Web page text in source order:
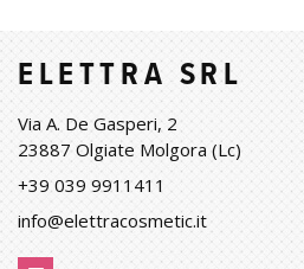
ELETTRA SRL
Via A. De Gasperi, 2
23887 Olgiate Molgora (Lc)
+39 039 9911411
info@elettracosmetic.it